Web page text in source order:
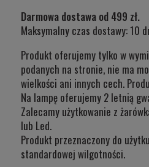
Darmowa dostawa od 499 zł.
Maksymalny czas dostawy: 10
Produkt oferujemy tylko w
podanych na stronie, nie ma
wielkości ani innych cech.
Na lampę oferujemy 2 letnią
Zalecamy użytkowanie z
lub Led.
Produkt przeznaczony do
standardowej wilgotności.